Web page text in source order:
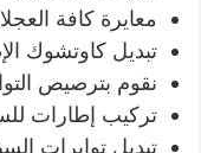
معايرة كافة
تبديل كاوتشوك
نقوم بترصيص
تركيب إطارات
تبديل توايرات